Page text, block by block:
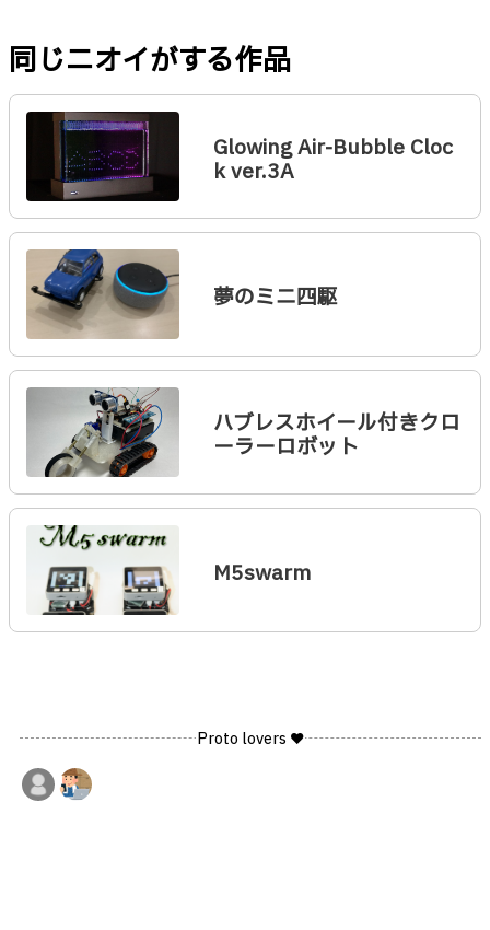
同じニオイがする作品
Glowing Air-Bubble Cloc
k ver.3A
夢のミニ四駆
ハブレスホイール付きクロ
ーラーロボット
M5swarm
Proto lovers ♥